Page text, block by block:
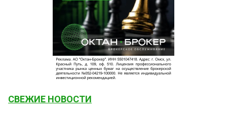
СВЕЖИЕ НОВОСТИ